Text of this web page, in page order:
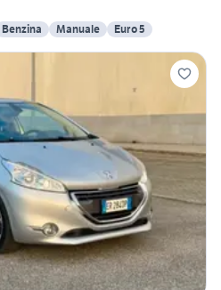
Benzina Manuale Euro 5